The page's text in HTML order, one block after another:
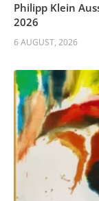
Philipp Klein
2026
6 AUGUST, 2026